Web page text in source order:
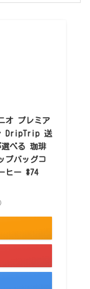
オ プレミア
DripTrip 送
べる 珈琲
プバッグコ
ヒー #74